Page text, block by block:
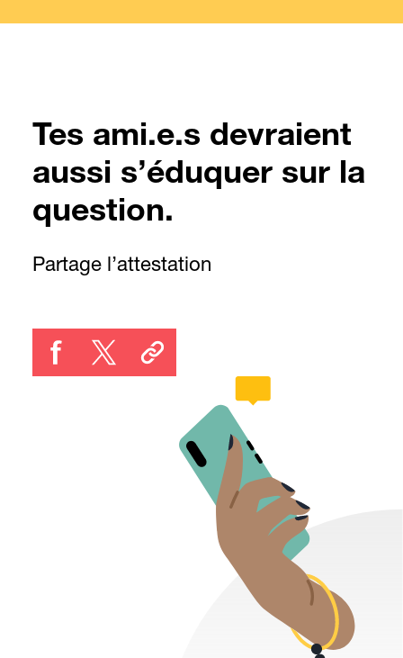
Tes ami.e.s devraient
aussi s’éduquer sur la
question.
Partage l’attestation